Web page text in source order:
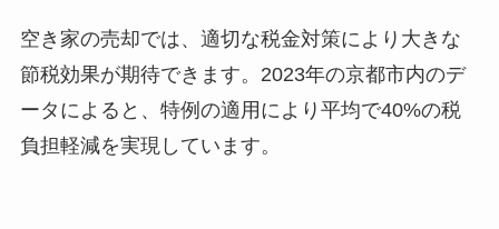
空き家の売却では、適切な税金対策により大きな
節税効果が期待できます。2023年の京都市内のデ
ータによると、特例の適用により平均で40%の税
負担軽減を実現しています。